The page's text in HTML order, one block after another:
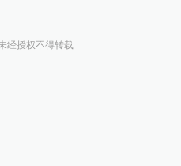
经授权不得转载